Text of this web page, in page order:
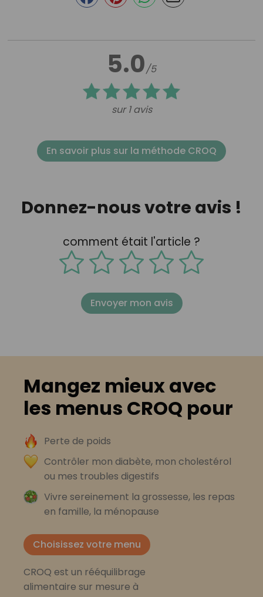
5.0/5
sur 1 avis
En savoir plus sur la méthode CROQ
Donnez-nous votre avis !
comment était l'article ?
Envoyer mon avis
Mangez mieux avec
les menus CROQ pour
Perte de poids
Contrôler mon diabète, mon cholestérol
ou mes troubles digestifs
Vivre sereinement la grossesse, les repas
en famille, la ménopause
Choisissez votre menu
CROQ est un rééquilibrage
alimentaire sur mesure à